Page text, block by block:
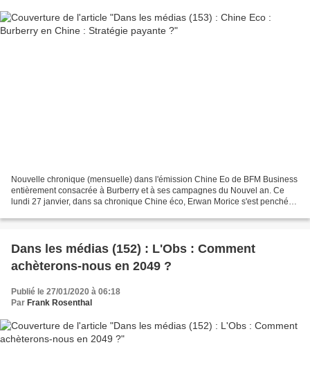
Nouvelle chronique (mensuelle) dans l'émission Chine Eo de BFM Business
entièrement consacrée à Burberry et à ses campagnes du Nouvel an. Ce
lundi 27 janvier, dans sa chronique Chine éco, Erwan Morice s'est penché
Dans les médias (152) : L'Obs : Comment
achèterons-nous en 2049 ?
Publié le 27/01/2020 à 06:18
Par Frank Rosenthal